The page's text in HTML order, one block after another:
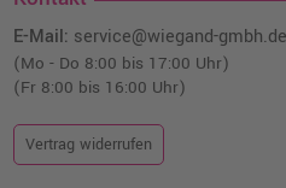
Kompatible
214,99 €
E-Mail: service@wiegand-gmbh.de
(Mo - Do 8:00 bis 17:00 Uhr)
(Fr 8:00 bis 16:00 Uhr)
Vertrag widerrufen